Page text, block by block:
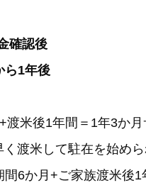
確認後
1年後
年間＝1年3か月サ
渡米して駐在を始め
家族渡米後1年間